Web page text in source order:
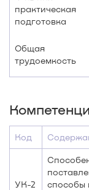
практическая
подготовка
Общая
трудоемкость
Код
УК-2
способы